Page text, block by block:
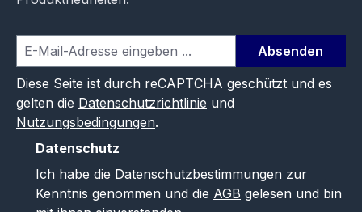
Absenden
Diese Seite ist durch reCAPTCHA geschützt und es
gelten die Datenschutzrichtlinie und
Nutzungsbedingungen.
Datenschutz
Ich habe die Datenschutzbestimmungen zur
Kenntnis genommen und die AGB gelesen und bin